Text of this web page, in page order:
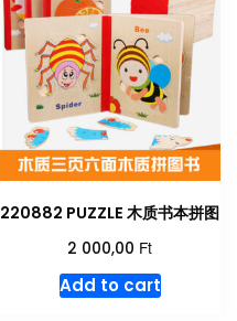
220882 PUZZLE 木质书本拼图
2 000,00 Ft
Add to cart